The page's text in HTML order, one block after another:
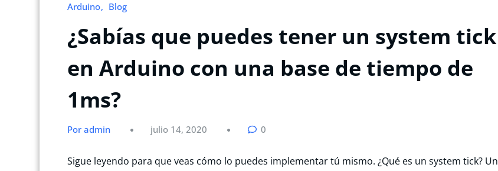
Arduino Blog
¿Sabías que puedes tener un system tick
en Arduino con una base de tiempo de
1ms?
Por admin julio 14, 2020 0
Sigue leyendo para que veas cómo lo puedes implementar tú mismo. ¿Qué es un system tick? Un